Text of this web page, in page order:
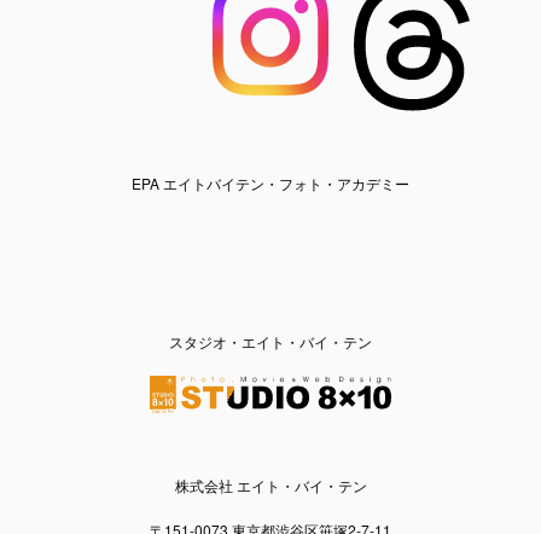
EPA エイトバイテン・フォト・アカデミー
スタジオ・エイト・バイ・テン
株式会社 エイト・バイ・テン
〒151-0073 東京都渋谷区笹塚2-7-11